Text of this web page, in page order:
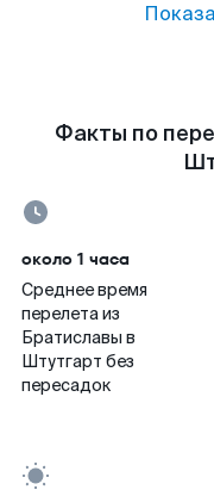
Факты по
около 1 часа
Среднее время
перелета из
Братиславы в
Штутгарт без
пересадок